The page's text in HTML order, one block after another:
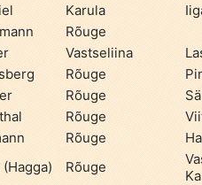
Karula
Rõuge
Vastseliina
Rõuge
Rõuge
Rõuge
Rõuge
(Hagga)
Rõuge